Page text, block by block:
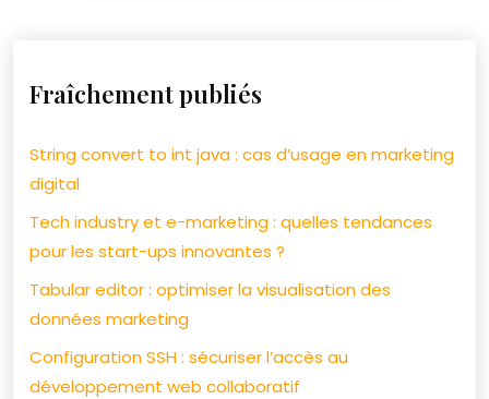
Fraîchement publiés
String convert to int java : cas d’usage en marketing
digital
Tech industry et e-marketing : quelles tendances
pour les start-ups innovantes ?
Tabular editor : optimiser la visualisation des
données marketing
Configuration SSH : sécuriser l’accès au
développement web collaboratif